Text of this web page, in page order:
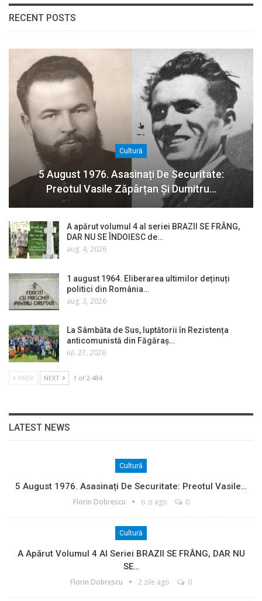
RECENT POSTS
Cultură
5 August 1976. Asasinați De Securitate:
Preotul Vasile Zăpârțan Și Dumitru…
A apărut volumul 4 al seriei BRAZII SE FRÂNG,
DAR NU SE ÎNDOIESC de…
aug. 4, 2026
1 august 1964. Eliberarea ultimilor deținuți
politici din România…
aug. 3, 2026
La Sâmbăta de Sus, luptătorii în Rezistența
anticomunistă din Făgăraș…
iul. 27, 2026
PREV NEXT 1 of 2.484
LATEST NEWS
Cultură
5 August 1976. Asasinați De Securitate: Preotul Vasile…
Florin Dobrescu o zi ago 0
Cultură
A Apărut Volumul 4 Al Seriei BRAZII SE FRÂNG, DAR NU
SE…
Florin Dobrescu 2 zile ago 0